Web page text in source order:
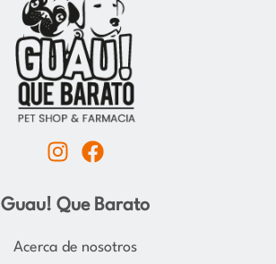
I
s
t
a
F
c
e
b
Guau! Que Barato
Acerca de nosotros